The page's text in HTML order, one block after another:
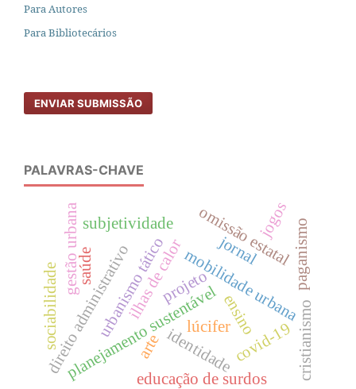
Para Autores
Para Bibliotecários
ENVIAR SUBMISSÃO
PALAVRAS-CHAVE
planejamento sustentávelmobilidade urbana
ilhas de calor jornal
ensino
projeto
omissão estatal
direito administrativo covid-19
sociabilidade
gestão urbanaurbanismo tático
identidade
subjetividade
arte
lúcifer cristianismo
paganismo
educação de surdos
saúde
jogos